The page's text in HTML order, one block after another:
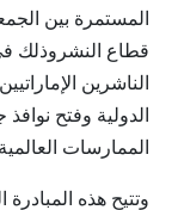
المستمرة بين
قطاع النشروذلك
الناشرين
الدولية وفتح
الممارسات
وتتيح هذه